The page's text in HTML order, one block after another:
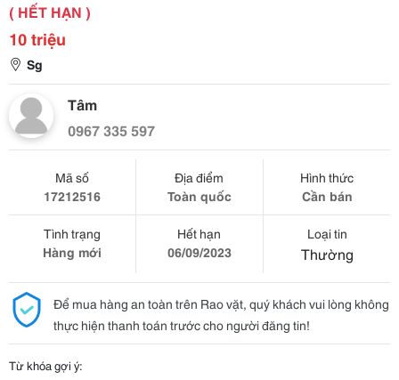
( HẾT HẠN )
10 triệu
Sg
Tâm
0967 335 597
Mã số
17212516
Địa điểm
Toàn quốc
Hình thức
Cần bán
Tình trạng
Hàng mới
Hết hạn
06/09/2023
Loại tin
Thường
Để mua hàng an toàn trên Rao vặt, quý khách vui lòng không
thực hiện thanh toán trước cho người đăng tin!
Từ khóa gợi ý: